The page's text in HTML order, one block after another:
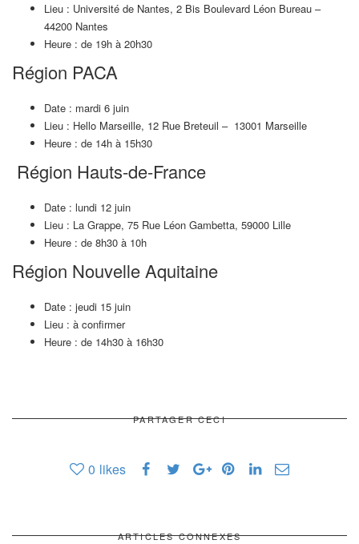
Lieu : Université de Nantes, 2 Bis Boulevard Léon Bureau –
44200 Nantes
Heure : de 19h à 20h30
Région PACA
Date : mardi 6 juin
Lieu : Hello Marseille, 12 Rue Breteuil – 13001 Marseille
Heure : de 14h à 15h30
Région Hauts-de-France
Date : lundi 12 juin
Lieu : La Grappe, 75 Rue Léon Gambetta, 59000 Lille
Heure : de 8h30 à 10h
Région Nouvelle Aquitaine
Date : jeudi 15 juin
Lieu : à confirmer
Heure : de 14h30 à 16h30
PARTAGER CECI
0 likes
ARTICLES CONNEXES